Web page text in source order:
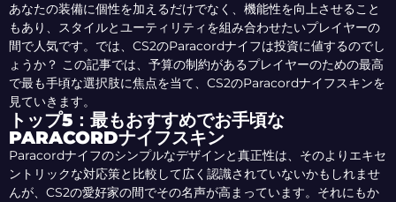
あなたの装備に個性を加えるだけでなく、機能性を向上させること
もあり、スタイルとユーティリティを組み合わせたいプレイヤーの
間で人気です。では、CS2のParacordナイフは投資に値するのでし
ょうか？ この記事では、予算の制約があるプレイヤーのための最高
で最も手頃な選択肢に焦点を当て、CS2のParacordナイフスキンを
見ていきます。
トップ5：最もおすすめでお手頃な
PARACORDナイフスキン
Paracordナイフのシンプルなデザインと真正性は、そのよりエキセ
ントリックな対応策と比較して広く認識されていないかもしれませ
んが、CS2の愛好家の間でその名声が高まっています。それにもか